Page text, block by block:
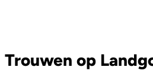
Trouwen op